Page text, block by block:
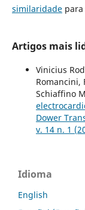
similaridadepara
Artigos mais
Vinicius
Romancini,
Schiaffino
Dower
v. 14 n. 1
Idioma
English